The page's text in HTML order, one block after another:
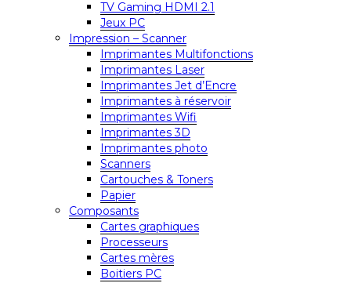
TV Gaming HDMI 2.1
Jeux PC
Impression – Scanner
Imprimantes Multifonctions
Imprimantes Laser
Imprimantes Jet d’Encre
Imprimantes à réservoir
Imprimantes Wifi
Imprimantes 3D
Imprimantes photo
Scanners
Cartouches & Toners
Papier
Composants
Cartes graphiques
Processeurs
Cartes mères
Boitiers PC